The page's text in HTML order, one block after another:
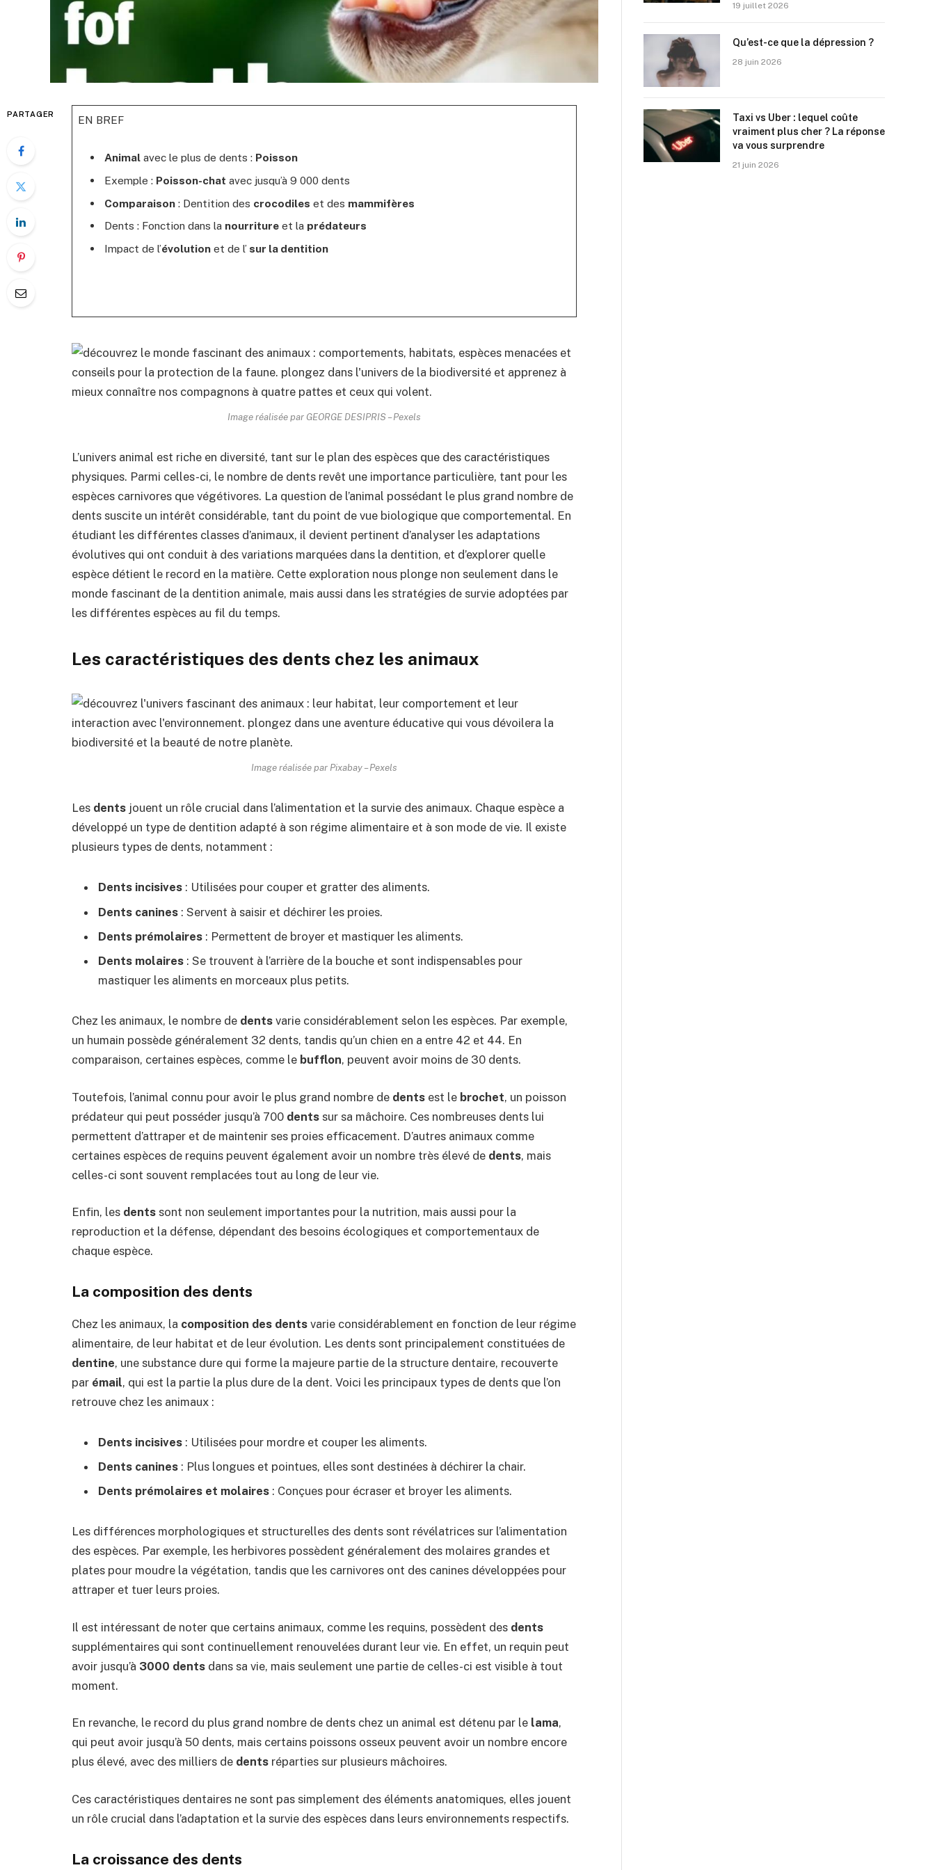
PARTAGER EN BREF
Animalavec le plus de dents : Poisson
Exemple : Poisson-chat avec jusqu’à 9 000 dents
Comparaison: Dentition des crocodiles et des mammifères
Dents : Fonction dans la nourritureet la prédateurs
Impact de l’évolutionet de l’sur la dentition
Image réalisée par GEORGE DESIPRIS – Pexels
L’univers animal est riche en diversité, tant sur le plan des espèces que des caractéristiques
physiques. Parmi celles-ci, le nombre de dents revêt une importance particulière, tant pour les
espèces carnivores que végétivores. La question de l’animal possédant le plus grand nombre de
dents suscite un intérêt considérable, tant du point de vue biologique que comportemental. En
étudiant les différentes classes d’animaux, il devient pertinent d’analyser les adaptations
évolutives qui ont conduit à des variations marquées dans la dentition, et d’explorer quelle
espèce détient le record en la matière. Cette exploration nous plonge non seulement dans le
monde fascinant de la dentition animale, mais aussi dans les stratégies de survie adoptées par
les différentes espèces au fil du temps.
Les caractéristiques des dents chez les animaux
Image réalisée par Pixabay – Pexels
Les dents jouent un rôle crucial dans l’alimentation et la survie des animaux. Chaque espèce a
développé un type de dentition adapté à son régime alimentaire et à son mode de vie. Il existe
plusieurs types de dents, notamment :
Dents incisives : Utilisées pour couper et gratter des aliments.
Dents canines : Servent à saisir et déchirer les proies.
Dents prémolaires : Permettent de broyer et mastiquer les aliments.
Dents molaires : Se trouvent à l’arrière de la bouche et sont indispensables pour
mastiquer les aliments en morceaux plus petits.
Chez les animaux, le nombre de dents varie considérablement selon les espèces. Par exemple,
un humain possède généralement 32 dents, tandis qu’un chien en a entre 42 et 44. En
comparaison, certaines espèces, comme le bufflon, peuvent avoir moins de 30 dents.
Toutefois, l’animal connu pour avoir le plus grand nombre de dents est le brochet, un poisson
prédateur qui peut posséder jusqu’à 700 dents sur sa mâchoire. Ces nombreuses dents lui
permettent d’attraper et de maintenir ses proies efficacement. D’autres animaux comme
certaines espèces de requins peuvent également avoir un nombre très élevé de dents, mais
celles-ci sont souvent remplacées tout au long de leur vie.
Enfin, les dents sont non seulement importantes pour la nutrition, mais aussi pour la
reproduction et la défense, dépendant des besoins écologiques et comportementaux de
chaque espèce.
La composition des dents
Chez les animaux, la composition des dents varie considérablement en fonction de leur régime
alimentaire, de leur habitat et de leur évolution. Les dents sont principalement constituées de
dentine, une substance dure qui forme la majeure partie de la structure dentaire, recouverte
par émail, qui est la partie la plus dure de la dent. Voici les principaux types de dents que l’on
retrouve chez les animaux :
Dents incisives : Utilisées pour mordre et couper les aliments.
Dents canines : Plus longues et pointues, elles sont destinées à déchirer la chair.
Dents prémolaires et molaires : Conçues pour écraser et broyer les aliments.
Les différences morphologiques et structurelles des dents sont révélatrices sur l’alimentation
des espèces. Par exemple, les herbivores possèdent généralement des molaires grandes et
plates pour moudre la végétation, tandis que les carnivores ont des canines développées pour
attraper et tuer leurs proies.
Il est intéressant de noter que certains animaux, comme les requins, possèdent des dents
supplémentaires qui sont continuellement renouvelées durant leur vie. En effet, un requin peut
avoir jusqu’à 3000 dents dans sa vie, mais seulement une partie de celles-ci est visible à tout
moment.
En revanche, le record du plus grand nombre de dents chez un animal est détenu par le lama,
qui peut avoir jusqu’à 50 dents, mais certains poissons osseux peuvent avoir un nombre encore
plus élevé, avec des milliers de dents réparties sur plusieurs mâchoires.
Ces caractéristiques dentaires ne sont pas simplement des éléments anatomiques, elles jouent
un rôle crucial dans l’adaptation et la survie des espèces dans leurs environnements respectifs.
La croissance des dents
19 juillet 2026
Qu’est-ce que la dépression ?
28 juin 2026
Taxi vs Uber : lequel coûte
vraiment plus cher ? La réponse
va vous surprendre
21 juin 2026